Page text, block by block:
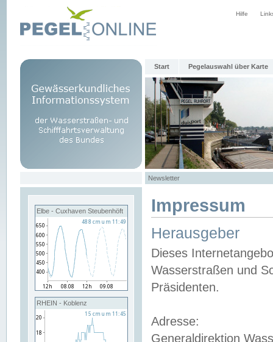
Hilfe
Start Pegelauswahl über Karte
Newsletter
Elbe - Cuxhaven Steubenhöft
RHEIN - Koblenz
Impressum
Herausgeber
Dieses
Wasserstraßen und
Präsidenten.
Adresse:
Generaldirektion